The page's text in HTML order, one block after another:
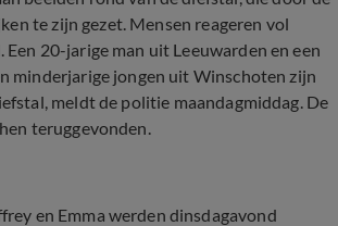
te zijn gezet. Mensen reageren vol
Een 20-jarige man uit Leeuwarden en een
minderjarige jongen uit Winschoten zijn
meldt de politie maandagmiddag. De
teruggevonden.
en Emma werden dinsdagavond